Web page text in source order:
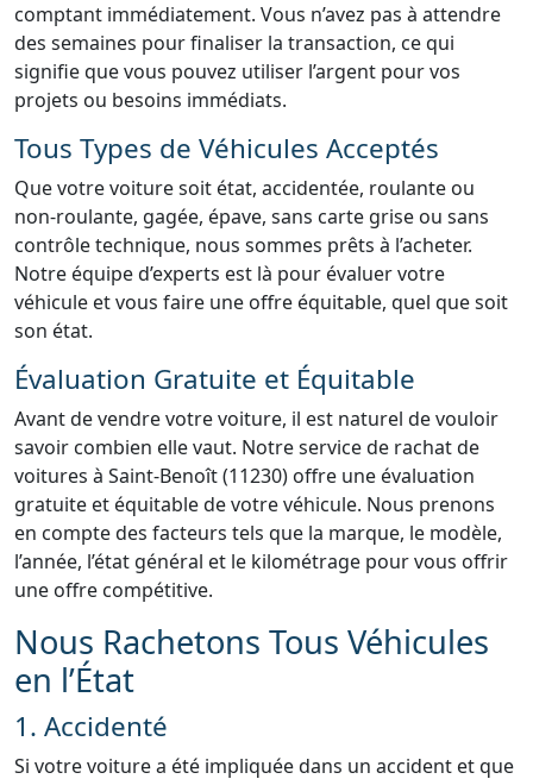
comptant immédiatement. Vous n’avez pas à attendre
des semaines pour finaliser la transaction, ce qui
signifie que vous pouvez utiliser l’argent pour vos
projets ou besoins immédiats.
Tous Types de Véhicules Acceptés
Que votre voiture soit état, accidentée, roulante ou
non-roulante, gagée, épave, sans carte grise ou sans
contrôle technique, nous sommes prêts à l’acheter.
Notre équipe d’experts est là pour évaluer votre
véhicule et vous faire une offre équitable, quel que soit
son état.
Évaluation Gratuite et Équitable
Avant de vendre votre voiture, il est naturel de vouloir
savoir combien elle vaut. Notre service de rachat de
voitures à Saint-Benoît (11230) offre une évaluation
gratuite et équitable de votre véhicule. Nous prenons
en compte des facteurs tels que la marque, le modèle,
l’année, l’état général et le kilométrage pour vous offrir
une offre compétitive.
Nous Rachetons Tous Véhicules
en l’État
1. Accidenté
Si votre voiture a été impliquée dans un accident et que